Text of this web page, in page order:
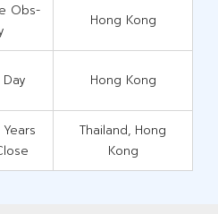
Obs-
Hong Kong
Hong Kong
Thailand, Hong
Kong